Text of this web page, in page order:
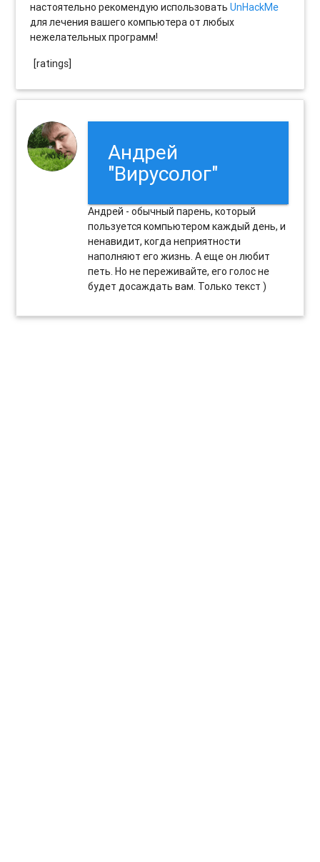
настоятельно рекомендую использоватьUnHackMe
для лечения вашего компьютера от любых
нежелательных программ!
[ratings]
Андрей
"Вирусолог"
Андрей - обычный парень, который
пользуется компьютером каждый день, и
ненавидит, когда неприятности
наполняют его жизнь. А еще он любит
петь. Но не переживайте, его голос не
будет досаждать вам. Только текст )